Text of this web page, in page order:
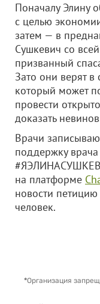
Поначалу Элину
с целью
затем — в
Сушкевич со
призванный
Зато они верят в
который может
провести
доказать
Врачи
поддержку
на платформе
новости
человек.
*Организация